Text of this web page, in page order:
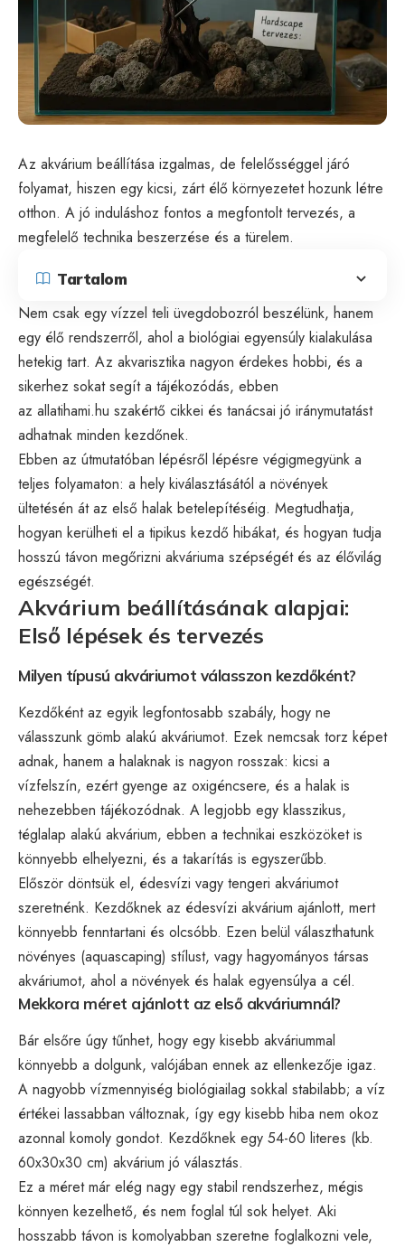
Az akvárium beállítása izgalmas, de felelősséggel járó
folyamat, hiszen egy kicsi, zárt élő környezetet hozunk létre
otthon. A jó induláshoz fontos a megfontolt tervezés, a
megfelelő technika beszerzése és a türelem.
Tartalom
Nem csak egy vízzel teli üvegdobozról beszélünk, hanem
egy élő rendszerről, ahol a biológiai egyensúly kialakulása
hetekig tart. Az akvarisztika nagyon érdekes hobbi, és a
sikerhez sokat segít a tájékozódás, ebben
az allatihami.hu szakértő cikkei és tanácsai jó iránymutatást
adhatnak minden kezdőnek.
Ebben az útmutatóban lépésről lépésre végigmegyünk a
teljes folyamaton: a hely kiválasztásától a növények
ültetésén át az első halak betelepítéséig. Megtudhatja,
hogyan kerülheti el a tipikus kezdő hibákat, és hogyan tudja
hosszú távon megőrizni akváriuma szépségét és az élővilág
egészségét.
Akvárium beállításának alapjai:
Első lépések és tervezés
Milyen típusú akváriumot válasszon kezdőként?
Kezdőként az egyik legfontosabb szabály, hogy ne
válasszunk gömb alakú akváriumot. Ezek nemcsak torz képet
adnak, hanem a halaknak is nagyon rosszak: kicsi a
vízfelszín, ezért gyenge az oxigéncsere, és a halak is
nehezebben tájékozódnak. A legjobb egy klasszikus,
téglalap alakú akvárium, ebben a technikai eszközöket is
könnyebb elhelyezni, és a takarítás is egyszerűbb.
Először döntsük el, édesvízi vagy tengeri akváriumot
szeretnénk. Kezdőknek az édesvízi akvárium ajánlott, mert
könnyebb fenntartani és olcsóbb. Ezen belül választhatunk
növényes (aquascaping) stílust, vagy hagyományos társas
akváriumot, ahol a növények és halak egyensúlya a cél.
Mekkora méret ajánlott az első akváriumnál?
Bár elsőre úgy tűnhet, hogy egy kisebb akváriummal
könnyebb a dolgunk, valójában ennek az ellenkezője igaz.
A nagyobb vízmennyiség biológiailag sokkal stabilabb; a víz
értékei lassabban változnak, így egy kisebb hiba nem okoz
azonnal komoly gondot. Kezdőknek egy 54-60 literes (kb.
60x30x30 cm) akvárium jó választás.
Ez a méret már elég nagy egy stabil rendszerhez, mégis
könnyen kezelhető, és nem foglal túl sok helyet. Aki
hosszabb távon is komolyabban szeretne foglalkozni vele,